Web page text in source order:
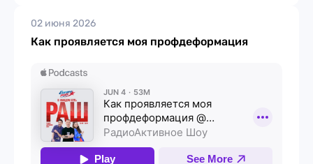
02 июня 2026
Как проявляется моя профдеформация